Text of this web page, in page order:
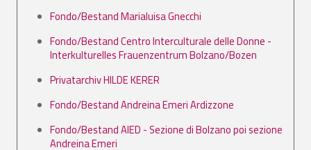
Fondo/Bestand Marialuisa Gnecchi
Fondo/Bestand Centro Interculturale delle Donne -
Interkulturelles Frauenzentrum Bolzano/Bozen
Privatarchiv HILDE KERER
Fondo/Bestand Andreina Emeri Ardizzone
Fondo/Bestand AIED - Sezione di Bolzano poi sezione
Andreina Emeri